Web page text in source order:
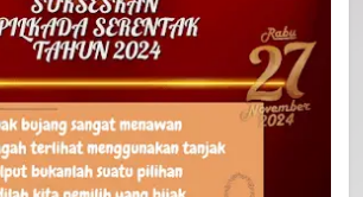
Selamat Hari Kebangkitan Nasional